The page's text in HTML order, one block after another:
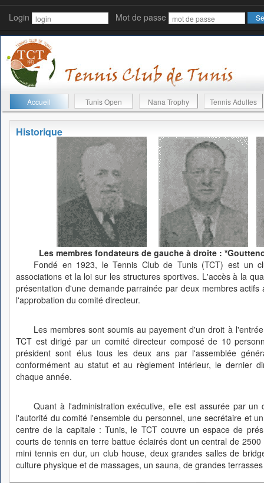
Login Mot de passe
Accueil Tunis Open Nana Trophy Tennis Adultes
Historique
Les membres fondateurs de gauche à droite :
Fondé en 1923, le Tennis Club de Tunis (TCT) est un
associations et la loi sur les structures sportives. L'accès à la
présentation d'une demande parrainée par deux membres
l'approbation du comité directeur.
Les membres sont soumis au payement d'un droit à
TCT est dirigé par un comité directeur composé de 10
président sont élus tous les deux ans par l'assemblée
conformément au statut et au règlement intérieur, le dernier
chaque année.
Quant à l'administration exécutive, elle est assurée par
l'autorité du comité l'ensemble du personnel, une secrétaire et
centre de la capitale : Tunis, le TCT couvre un espace de
courts de tennis en terre battue éclairés dont un central de
mini tennis en dur, un club house, deux grandes salles de
culture physique et de massages, un sauna, de grandes